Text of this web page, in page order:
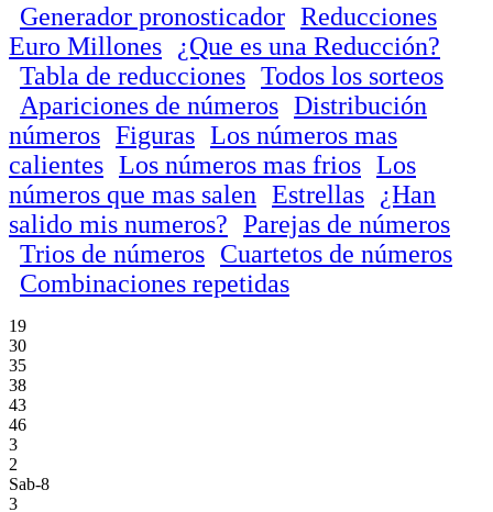
Generador pronosticador Reducciones
Euro Millones
¿Que es una Reducción?
Tabla de reducciones Todos los sorteos
Apariciones de números Distribución
números Figuras Los números mas
calientes Los números mas frios Los
números que mas salen Estrellas
¿Han
salido mis numeros? Parejas de números
Trios de números Cuartetos de números
Combinaciones repetidas
19
30
35
38
43
46
3
2
Sab-8
3